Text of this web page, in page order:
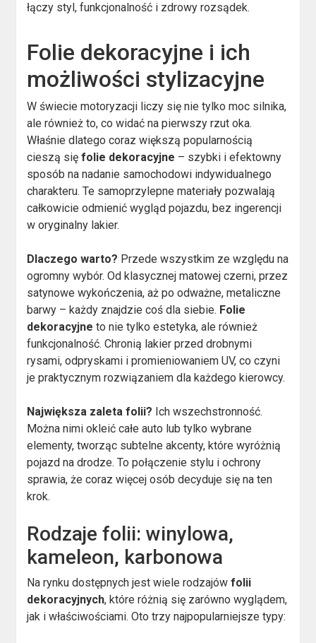
łączy styl, funkcjonalność i zdrowy rozsądek.
Folie dekoracyjne i ich
możliwości stylizacyjne
W świecie motoryzacji liczy się nie tylko moc silnika,
ale również to, co widać na pierwszy rzut oka.
Właśnie dlatego coraz większą popularnością
cieszą sięfolie dekoracyjne – szybki i efektowny
sposób na nadanie samochodowi indywidualnego
charakteru. Te samoprzylepne materiały pozwalają
całkowicie odmienić wygląd pojazdu, bez ingerencji
w oryginalny lakier.
Dlaczego warto? Przede wszystkim ze względu na
ogromny wybór. Od klasycznej matowej czerni, przez
satynowe wykończenia, aż po odważne, metaliczne
barwy – każdy znajdzie coś dla siebie. Folie
dekoracyjne to nie tylko estetyka, ale również
funkcjonalność. Chronią lakier przed drobnymi
rysami, odpryskami i promieniowaniem UV, co czyni
je praktycznym rozwiązaniem dla każdego kierowcy.
Największa zaleta folii? Ich wszechstronność.
Można nimi okleić całe auto lub tylko wybrane
elementy, tworząc subtelne akcenty, które wyróżnią
pojazd na drodze. To połączenie stylu i ochrony
sprawia, że coraz więcej osób decyduje się na ten
krok.
Rodzaje folii: winylowa,
kameleon, karbonowa
Na rynku dostępnych jest wiele rodzajówfolii
dekoracyjnych, które różnią się zarówno wyglądem,
jak i właściwościami. Oto trzy najpopularniejsze typy: